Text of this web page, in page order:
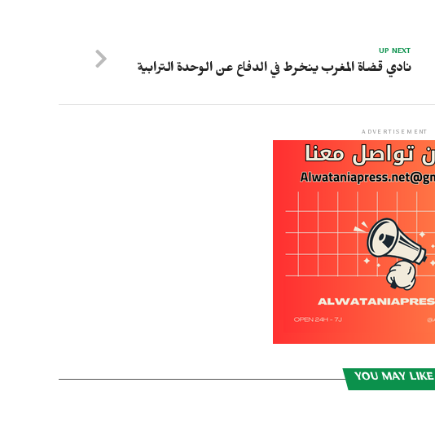
UP NEXT
نادي قضاة المغرب ينخرط في الدفاع عن الوحدة الترابية
ADVERTISEMENT
YOU MAY LIKE